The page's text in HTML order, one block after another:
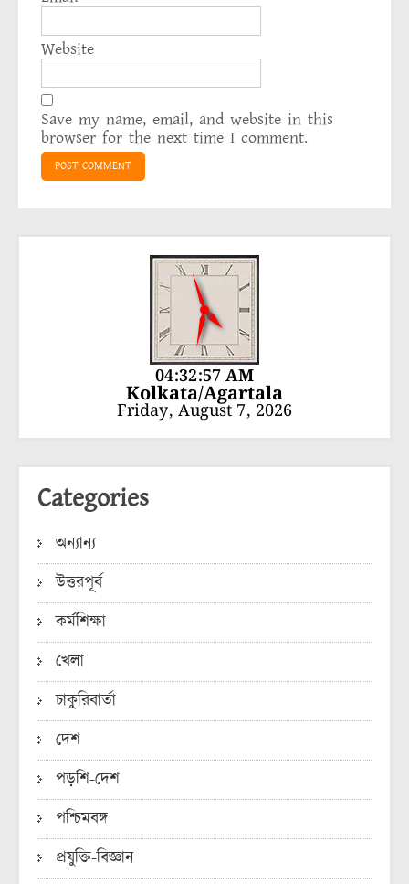
Website
Save my name, email, and website in this
browser for the next time I comment.
04:32:57 AM
Kolkata/Agartala
Friday, August 7, 2026
Categories
অন্যান্য
উত্তরপূর্ব
কর্মশিক্ষা
খেলা
চাকুরিবার্তা
দেশ
পড়শি-দেশ
পশ্চিমবঙ্গ
প্রযুক্তি-বিজ্ঞান